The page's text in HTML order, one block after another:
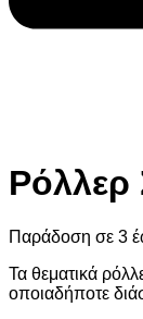
Ρόλλερ
Παράδοση σε 3
Τα θεματικά
οποιαδήποτε